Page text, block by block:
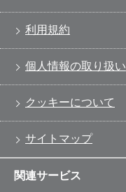
利用規約
個人情報の取り扱い
クッキーについて
サイトマップ
関連サービス